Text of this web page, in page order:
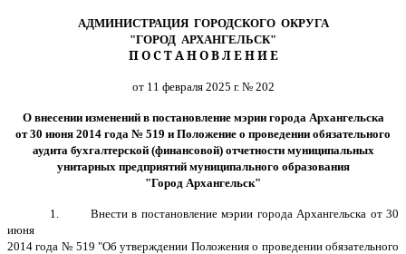
АДМИНИСТРАЦИЯ ГОРОДСКОГО ОКРУГА
"ГОРОД АРХАНГЕЛЬСК"
П О С Т А Н О В Л Е Н И Е
от 11 февраля 2025 г. № 202
О внесении изменений в постановление мэрии города Архангельска
от 30 июня 2014 года № 519 и Положение о проведении обязательного
аудита бухгалтерской (финансовой) отчетности муниципальных
унитарных предприятий муниципального образования
"Город Архангельск"
1.
Внести в постановление мэрии города Архангельска от 30
июня
2014 года № 519 "Об утверждении Положения о проведении обязательного